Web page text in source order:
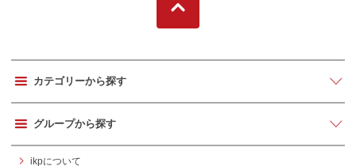
カテゴリーから探す
グループから探す
ikpについて